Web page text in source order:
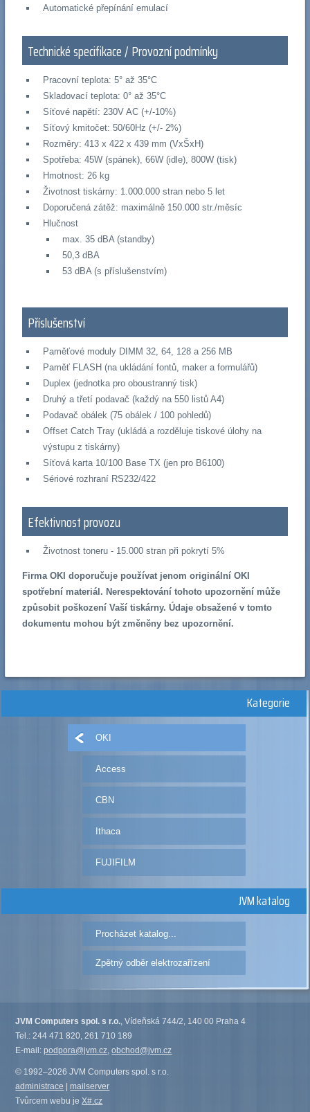
Automatické přepínání emulací
Technické specifikace / Provozní podmínky
Pracovní teplota: 5° až 35°C
Skladovací teplota: 0° až 35°C
Síťové napětí: 230V AC (+/-10%)
Síťový kmitočet: 50/60Hz (+/- 2%)
Rozměry: 413 x 422 x 439 mm (VxŠxH)
Spotřeba: 45W (spánek), 66W (idle), 800W (tisk)
Hmotnost: 26 kg
Životnost tiskárny: 1.000.000 stran nebo 5 let
Doporučená zátěž: maximálně 150.000 str./měsíc
Hlučnost
max. 35 dBA (standby)
50,3 dBA
53 dBA (s příslušenstvím)
Příslušenství
Paměťové moduly DIMM 32, 64, 128 a 256 MB
Paměť FLASH (na ukládání fontů, maker a formulářů)
Duplex (jednotka pro oboustranný tisk)
Druhý a třetí podavač (každý na 550 listů A4)
Podavač obálek (75 obálek / 100 pohledů)
Offset Catch Tray (ukládá a rozděluje tiskové úlohy na
výstupu z tiskárny)
Síťová karta 10/100 Base TX (jen pro B6100)
Sériové rozhraní RS232/422
Efektivnost provozu
Životnost toneru - 15.000 stran při pokrytí 5%
Firma OKI doporučuje používat jenom originální OKI
spotřební materiál. Nerespektování tohoto upozornění může
způsobit poškození Vaší tiskárny. Údaje obsažené v tomto
dokumentu mohou být změněny bez upozornění.
Kategorie
OKI
Access
CBN
Ithaca
FUJIFILM
JVM katalog
Procházet katalog...
Zpětný odběr elektrozařízení
JVM Computers spol. s r.o., Vídeňská 744/2, 140 00 Praha 4
Tel.: 244 471 820, 261 710 189
E-mail:podpora@jvm.cz,obchod@jvm.cz
© 1992–2026 JVM Computers spol. s r.o.
administrace |mailserver
Tvůrcem webu jeX#.cz